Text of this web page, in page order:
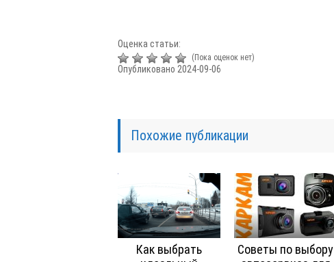
Оценка статьи:
(Пока оценок нет)
Опубликовано 2024-09-06
Похожие публикации
Как выбрать
Советы по выбору